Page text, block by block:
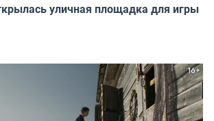
уличная площадка для игры